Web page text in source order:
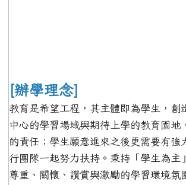
[辦學理念]
教育是希望工程，其主體即為學生，創
中心的學習場域與期待上學的教育園地
的責任；學生願意進來之後更需要有強
行團隊一起努力扶持。秉持「學生為主
尊重、關懷、讚賞與激勵的學習環境氛